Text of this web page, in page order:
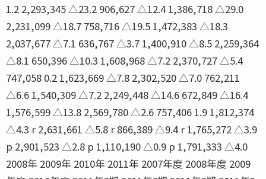
1.2 2,293,345 △23.2 906,627 △12.4 1,386,718 △29.0
2,231,099 △18.7 758,716 △19.5 1,472,383 △18.3
2,037,677 △7.1 636,767 △3.7 1,400,910 △8.5 2,259,364
△8.1 650,396 △10.3 1,608,968 △7.2 2,370,727 △5.4
747,058 0.2 1,623,669 △7.8 2,302,520 △7.0 762,211
△6.6 1,540,309 △7.2 2,249,448 △14.6 672,849 △16.4
1,576,599 △13.8 2,569,780 △2.6 757,406 1.9 1,812,374
△4.3 r 2,631,661 △5.8 r 866,389 △9.4 r 1,765,272 △3.9
p 2,901,523 △2.8 p 1,110,190 △0.9 p 1,791,333 △4.0
2008年 2009年 2010年 2011年 2007年度 2008年度 2009